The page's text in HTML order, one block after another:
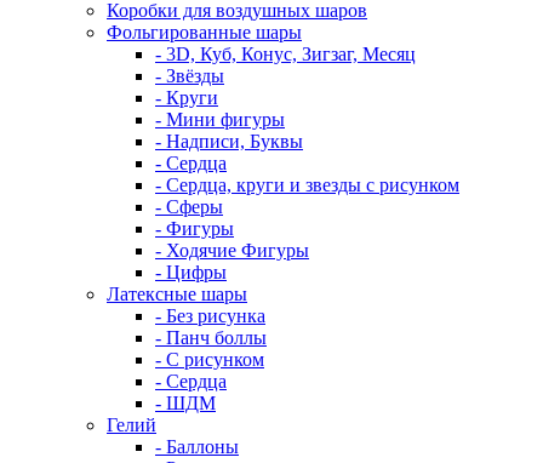
Коробки для воздушных шаров
Фольгированные шары
- 3D, Куб, Конус, Зигзаг, Месяц
- Звёзды
- Круги
- Мини фигуры
- Надписи, Буквы
- Сердца
- Сердца, круги и звезды с рисунком
- Сферы
- Фигуры
- Ходячие Фигуры
- Цифры
Латексные шары
- Без рисунка
- Панч боллы
- С рисунком
- Сердца
- ШДМ
Гелий
- Баллоны